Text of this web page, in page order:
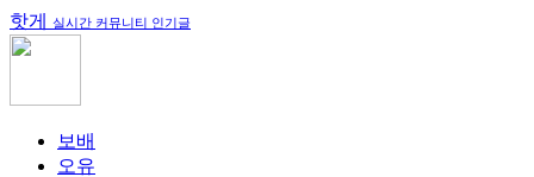
핫게 실시간 커뮤니티 인기글
보배
오유